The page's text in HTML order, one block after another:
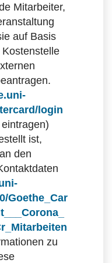
Mitarbeiter,
auf Basis
login
ist,
den
Goethe_Car
zu